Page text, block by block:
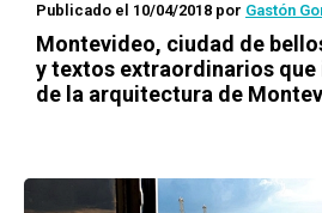
Publicado el 10/04/2018 por Gastón
Montevideo, ciudad de
y textos extraordinarios que
de la arquitectura de